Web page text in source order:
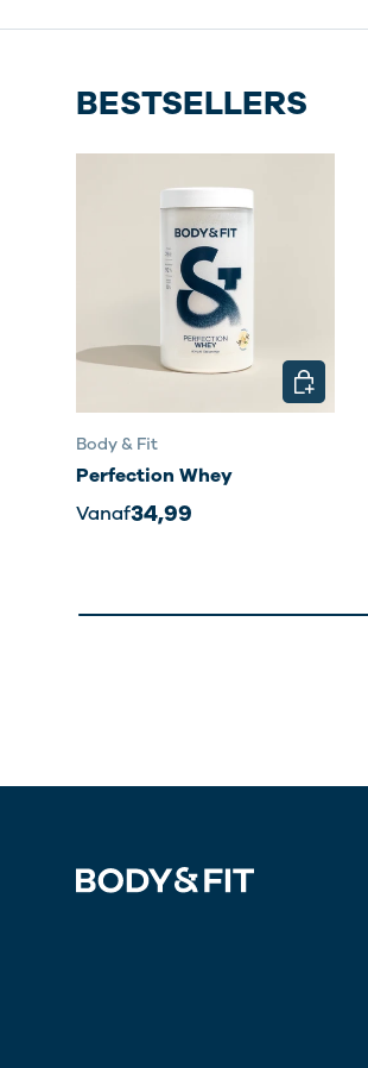
BESTSELLERS
Body & Fit
Perfection Whey
Vanaf34,99
KIES